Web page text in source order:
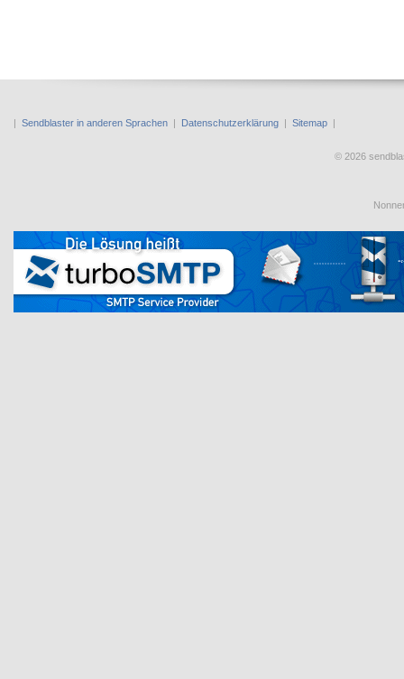
| Sendblaster in anderen Sprachen | Datenschutzerklärung | Sitemap |
© 2026